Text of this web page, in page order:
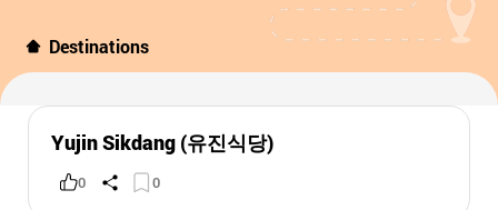
Destinations
Yujin Sikdang (유진식당)
0 0